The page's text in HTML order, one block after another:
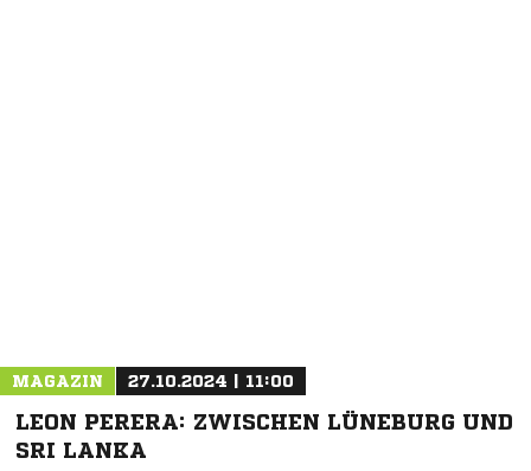
MAGAZIN 27.10.2024 | 11:00
LEON PERERA: ZWISCHEN LÜNEBURG UND
SRI LANKA